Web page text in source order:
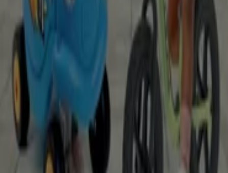
Auf unserer Plattform finden Sie eine große Auswahl an
Produkten mit unglaublichen
Rabatten
, die Ihnen helfen,
beim Einkaufen zu sparen. Durchstöbern Sie die Kataloge
Jako O
und verpassen Sie keine exklusiven
Angebote, die im
verfügbar sind. Darüber hinaus
bieten wir Ihnen detaillierte Informationen zu
Rabattaktionen, Ausverkäufen und saisonalen Neuheiten
im Bereich
Spielzeug und Baby
Nutzen Sie die
Angebote
Jako O
optimal und bleiben Sie über alle Preis- und
Produktupdates im
August 2026
informiert. Bei Tiendeo
haben Sie stets Zugang zu den besten
Einkaufsmöglichkeiten in Deutschland. Warten Sie nicht
länger und entdecken Sie die Angebote, die wir für Sie